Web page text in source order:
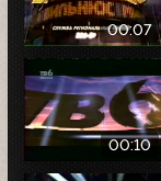
00:07
00:10